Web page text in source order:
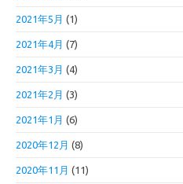
2021年5月 (1)
2021年4月 (7)
2021年3月 (4)
2021年2月 (3)
2021年1月 (6)
2020年12月 (8)
2020年11月 (11)